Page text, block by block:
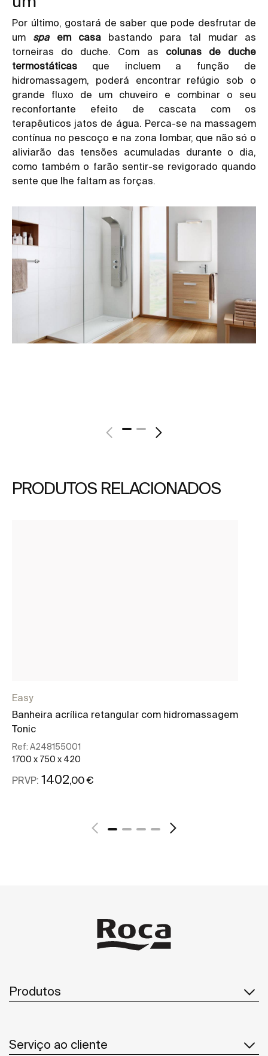
Por último, gostará de saber que pode desfrutar de
um spaem casabastando para tal mudar as
torneiras do duche. Com as colunas de duche
termostáticas que incluem a função de
hidromassagem, poderá encontrar refúgio sob o
grande fluxo de um chuveiro e combinar o seu
reconfortante efeito de cascata com os
terapêuticos jatos de água. Perca-se na massagem
contínua no pescoço e na zona lombar, que não só o
aliviarão das tensões acumuladas durante o dia,
como também o farão sentir-se revigorado quando
sente que lhe faltam as forças.
PRODUTOS RELACIONADOS
Easy
Banheira acrílica retangular com hidromassagem
Tonic
Ref: A248155001
1700 x 750 x 420
PRVP: 1402 ,00 €
Produtos
Serviço ao cliente